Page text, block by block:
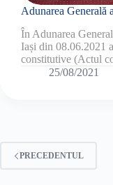
Adunarea Generală
În Adunarea
Iași din 08.06.2021
constitutive (Actul
25/08/2021
PRECEDENTUL